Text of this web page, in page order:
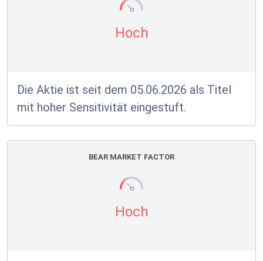
Hoch
Die Aktie ist seit dem 05.06.2026 als Titel
mit hoher Sensitivität eingestuft.
BEAR MARKET FACTOR
Hoch